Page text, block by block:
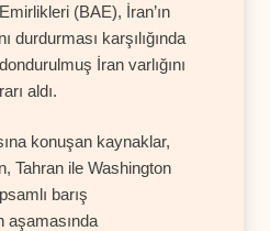
(BAE), İran’ın
durdurması karşılığında
İran varlığını
aldı.
konuşan kaynaklar,
Tahran ile Washington
barış
aşamasında